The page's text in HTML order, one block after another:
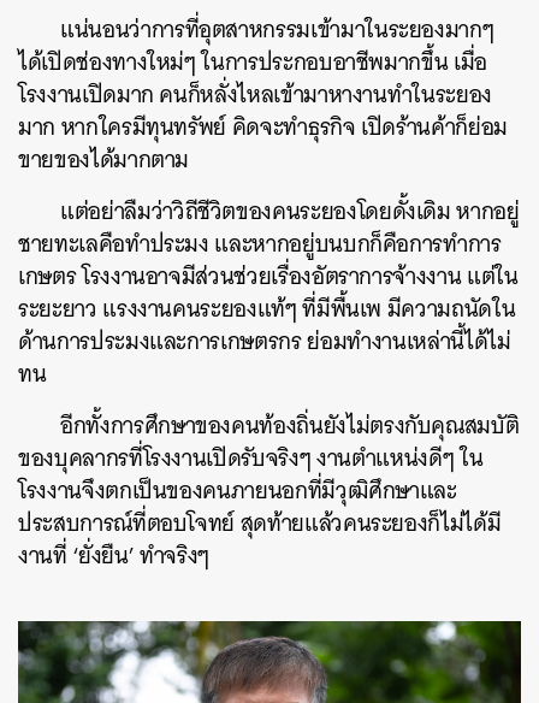
แน่นอนว่าการที่อุตสาหกรรมเข้ามาในระยองมากๆ
ได้เปิดช่องทางใหม่ๆ ในการประกอบอาชีพมากขึ้น เมื่อ
โรงงานเปิดมาก คนก็หลั่งไหลเข้ามาหางานทำในระยอง
มาก หากใครมีทุนทรัพย์ คิดจะทำธุรกิจ เปิดร้านค้าก็ย่อม
ขายของได้มากตาม
แต่อย่าลืมว่าวิถีชีวิตของคนระยองโดยดั้งเดิม หากอยู่
ชายทะเลคือทำประมง และหากอยู่บนบกก็คือการทำการ
เกษตร โรงงานอาจมีส่วนช่วยเรื่องอัตราการจ้างงาน แต่ใน
ระยะยาว แรงงานคนระยองแท้ๆ ที่มีพื้นเพ มีความถนัดใน
ด้านการประมงและการเกษตรกร ย่อมทำงานเหล่านี้ได้ไม่
ทน
อีกทั้งการศึกษาของคนท้องถิ่นยังไม่ตรงกับคุณสมบัติ
ของบุคลากรที่โรงงานเปิดรับจริงๆ งานตำแหน่งดีๆ ใน
โรงงานจึงตกเป็นของคนภายนอกที่มีวุฒิศึกษาและ
ประสบการณ์ที่ตอบโจทย์ สุดท้ายแล้วคนระยองก็ไม่ได้มี
งานที่ ‘ยั่งยืน’ ทำจริงๆ